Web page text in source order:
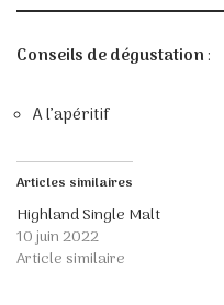
Conseils de dégustation:
A l’apéritif
Articles similaires
Highland Single Malt
10 juin 2022
Article similaire